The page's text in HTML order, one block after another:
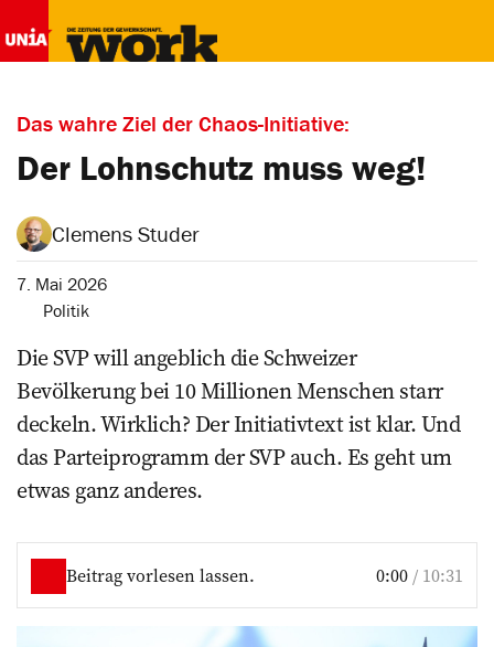
Das wahre Ziel der Chaos-Initiative:
Der Lohnschutz muss weg!
Clemens Studer
7. Mai 2026
Politik
Die SVP will angeblich die Schweizer
Bevölkerung bei 10 Millionen Menschen starr
deckeln. Wirklich? Der Initiativtext ist klar. Und
das Parteiprogramm der SVP auch. Es geht um
etwas ganz anderes.
Beitrag vorlesen lassen. 0:00 / 10:31